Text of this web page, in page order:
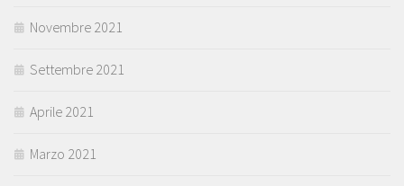
Novembre 2021
Settembre 2021
Aprile 2021
Marzo 2021